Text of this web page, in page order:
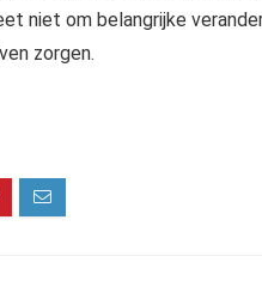
niet om belangrijke
zorgen.